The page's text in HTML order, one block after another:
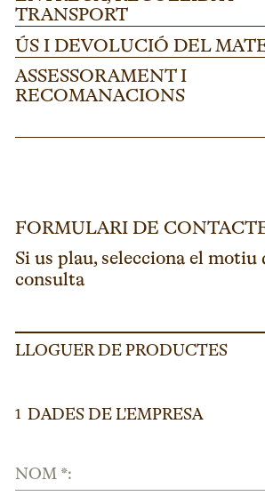
TRANSPORT
ÚS I DEVOLUCIÓ DEL
ASSESSORAMENT I
RECOMANACIONS
FORMULARI DE
Si us plau, selecciona el motiu
consulta
LLOGUER DE PRODUCTES
1 DADES DE L'EMPRESA
NOM *: